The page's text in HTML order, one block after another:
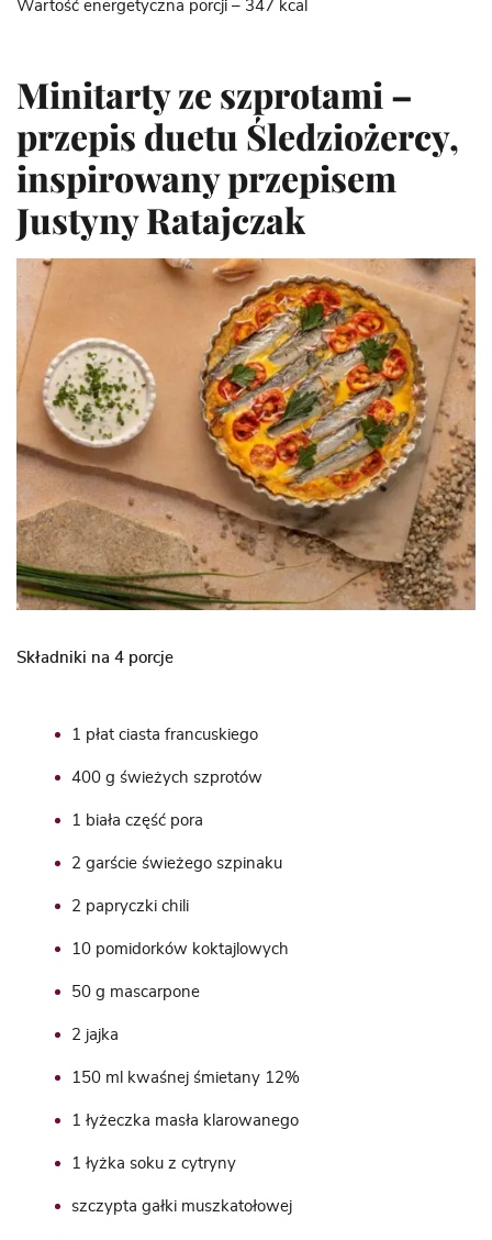
Wartość energetyczna porcji – 347 kcal
Minitarty ze szprotami –
przepis duetu Śledziożercy,
inspirowany przepisem
Justyny Ratajczak
Składniki na 4 porcje
1 płat ciasta francuskiego
400 g świeżych szprotów
1 biała część pora
2 garście świeżego szpinaku
2 papryczki chili
10 pomidorków koktajlowych
50 g mascarpone
2 jajka
150 ml kwaśnej śmietany 12%
1 łyżeczka masła klarowanego
1 łyżka soku z cytryny
szczypta gałki muszkatołowej